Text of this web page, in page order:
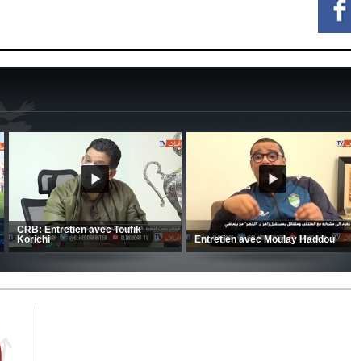
CSC: La préparation des hommes
d’Amrani se poursuit en Tunisie
MCA: Kaci-Saïd évoque le large
succès du Mouloudia face au FC
MFM